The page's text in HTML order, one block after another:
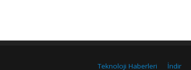
Teknoloji Haberleri İndir